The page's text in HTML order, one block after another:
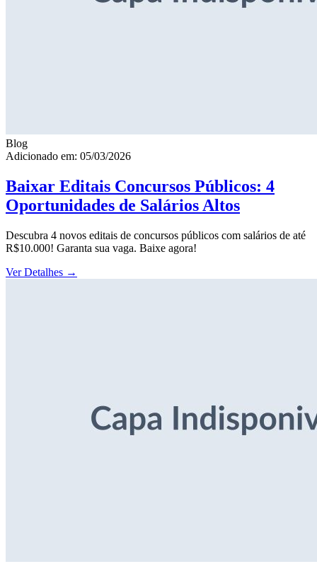
Blog
Adicionado em: 05/03/2026
Baixar Editais Concursos Públicos: 4
Oportunidades de Salários Altos
Descubra 4 novos editais de concursos públicos com salários de até
R$10.000! Garanta sua vaga. Baixe agora!
Ver Detalhes →